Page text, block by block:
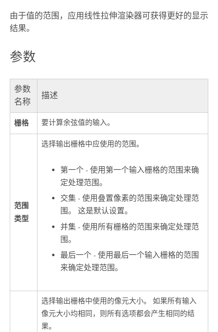
由于值的范围，应用线性拉伸渲染器可获得更好的显示
结果。
参数
参数
名称
描述
栅格 要计算余弦值的输入。
范围
类型
选择输出栅格中应使用的范围。
第一个 - 使用第一个输入栅格的范围来确
定处理范围。
交集 - 使用叠置像素的范围来确定处理范
围。 这是默认设置。
并集 - 使用所有栅格的范围来确定处理范
围。
最后一个 - 使用最后一个输入栅格的范围
来确定处理范围。
选择输出栅格中使用的像元大小。 如果所有输入
像元大小均相同，则所有选项都会产生相同的结
果。